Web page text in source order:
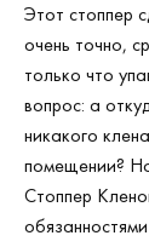
Этот стоппер
очень точно,
только что
вопрос: а
никакого
помещении?
Стоппер